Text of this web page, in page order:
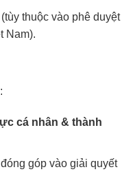
thuộc vào phê duyệt
Nam).
cá nhân & thành
đóng góp vào giải quyết